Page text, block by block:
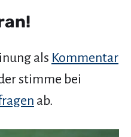
als Kommentar
stimme bei
ab.